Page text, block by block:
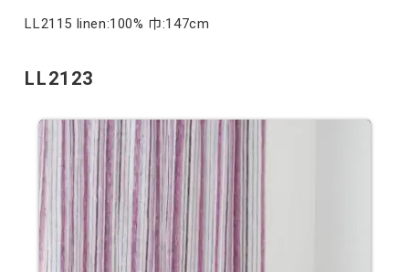
LL2115 linen:100% 巾:147cm
LL2123